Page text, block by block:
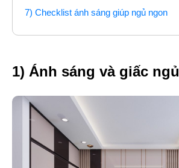
7) Checklist ánh sáng giúp ngủ ngon
1) Ánh sáng và giấc ngủ